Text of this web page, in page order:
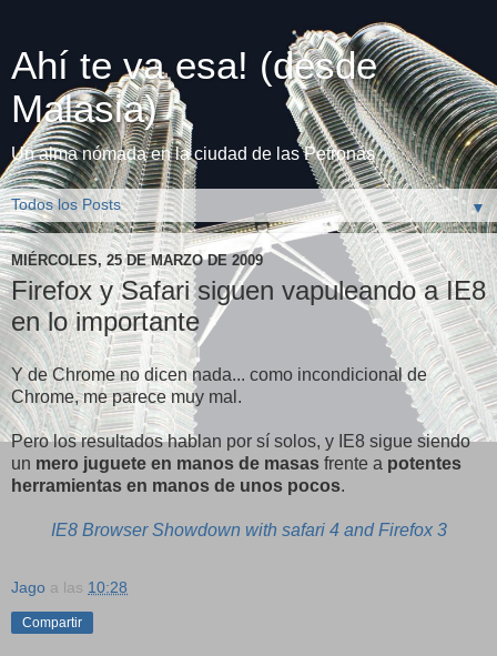
Ahí te va esa! (desde
Malasia)
Un alma nómada en la ciudad de las Petronas
▼
MIÉRCOLES, 25 DE MARZO DE 2009
Firefox y Safari siguen vapuleando a IE8
en lo importante
Y de Chrome no dicen nada... como incondicional de
Chrome, me parece muy mal.
Pero los resultados hablan por sí solos, y IE8 sigue siendo
un mero juguete en manos de masas frente a potentes
herramientas en manos de unos pocos.
IE8 Browser Showdown with safari 4 and Firefox 3
Jago a las 10:28
Compartir